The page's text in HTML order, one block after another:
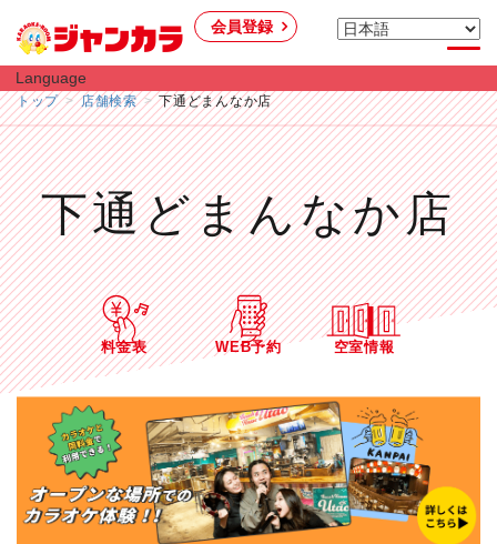
会員登録
Language
トップ 店舗検索 下通どまんなか店
下通どまんなか店
料金表 WEB予約 空室情報